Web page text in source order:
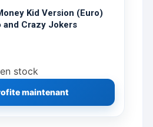
Kid Version (Euro)
and Crazy Jokers
stock
maintenant